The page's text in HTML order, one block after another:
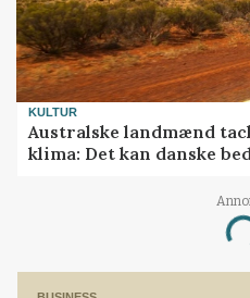
KULTUR
Australske landmænd
klima: Det kan danske